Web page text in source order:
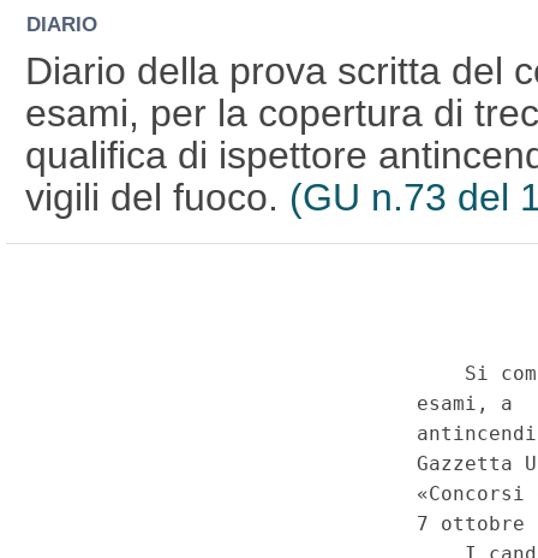
DIARIO
Diario della prova scritta del
esami, per la copertura di
qualifica di ispettore
vigili del fuoco. (GU n.73 del